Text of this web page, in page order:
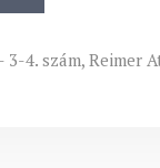
3-4. szám,Reimer